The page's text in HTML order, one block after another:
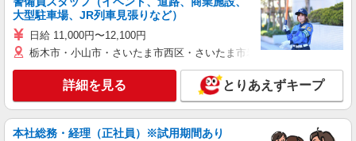
大型駐車場、JR列車見張りなど）
日給 11,000円〜12,100円
栃木市・小山市・さいたま市西区・さいたま市岩槻区・久喜市・蓮田
詳細を見る とりあえずキープ
本社総務・経理（正社員）※試用期間あり